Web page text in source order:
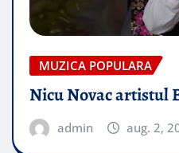
MUZICA POPULARA
Nicu Novac artistul
admin aug. 2,